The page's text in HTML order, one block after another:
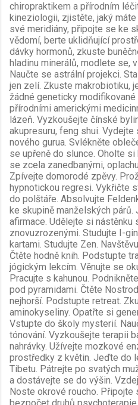
chiropraktikem a přírodním
kineziologii, zjistěte, jaký
své meridiány, připojte se ke
vědomí, berte uklidňující
dávky hormonů, zkuste
hladinu minerálů, modlete se,
Naučte se astrální projekci.
jen zelí. Zkuste makrobiotiku,
žádné geneticky
přírodními americkými
lázeň. Vyzkoušejte čínské
akupresuru, feng shui.
nového gurua. Svlékněte
se upřeně do slunce. Oholte
se zcela zanedbanými,
Zpívejte domorodé zpěvy.
hypnotickou regresi. Vykřičte
do polštáře. Absolvujte
ke skupině manželských
afirmace. Udělejte si nástěnku
znovuzrozenými. Studujte I-
kartami. Studujte Zen.
Čtěte hodně knih. Podstupte
jógickým lekcím. Věnujte se
Pracujte s kahunou.
pod pyramidami. Čtěte
nejhorší. Podstupte retreat.
aminokyseliny. Opatřte si
Vstupte do školy mysterií.
tónování. Vyzkoušejte terapii
nahrávky. Užívejte mozkové
prostředky z květin. Jeďte do
Tibetu. Pátrejte po svatých
a dostávejte se do výšin.
Noste okrové roucho. Připojte
bezpočet druhů